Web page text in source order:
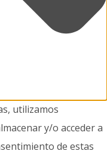
utilizamos
y/o acceder a
de estas